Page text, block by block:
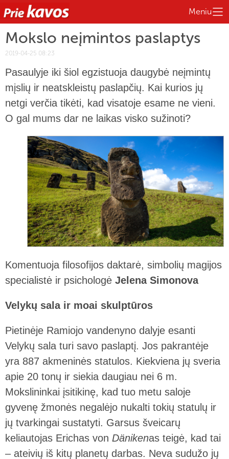
Meniu
Mokslo neįmintos paslaptys
2019-04-25 08:23
Pasaulyje iki šiol egzistuoja daugybė neįmintų
mįslių ir neatskleistų paslapčių. Kai kurios jų
netgi verčia tikėti, kad visatoje esame ne vieni.
O gal mums dar ne laikas visko sužinoti?
Komentuoja filosofijos daktarė, simbolių magijos
specialistė ir psichologė Jelena Simonova
Velykų sala ir moai skulptūros
Pietinėje Ramiojo vandenyno dalyje esanti
Velykų sala turi savo paslaptį. Jos pakrantėje
yra 887 akmeninės statulos. Kiekviena jų sveria
apie 20 tonų ir siekia daugiau nei 6 m.
Mokslininkai įsitikinę, kad tuo metu saloje
gyvenę žmonės negalėjo nukalti tokių statulų ir
jų tvarkingai sustatyti. Garsus šveicarų
keliautojas Erichas von Dänikenas teigė, kad tai
– ateivių iš kitų planetų darbas. Neva sudužo jų